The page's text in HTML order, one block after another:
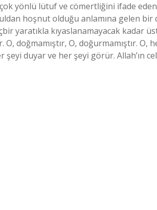
yönlü lütuf ve cömertliğini ifade
hoşnut olduğu anlamına gelen
yaratıkla kıyaslanamayacak kadar
doğmamıştır, O, doğurmamıştır. O,
duyar ve her şeyi görür. Allah’ın